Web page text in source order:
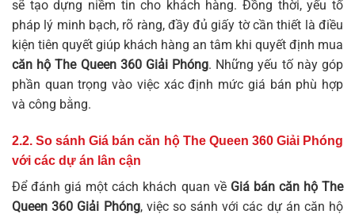
sẽ tạo dựng niềm tin cho khách hàng. Đồng thời, yếu tố
pháp lý minh bạch, rõ ràng, đầy đủ giấy tờ cần thiết là điều
kiện tiên quyết giúp khách hàng an tâm khi quyết định mua
căn hộ The Queen 360 Giải Phóng. Những yếu tố này góp
phần quan trọng vào việc xác định mức giá bán phù hợp
và công bằng.
2.2. So sánh Giá bán căn hộ The Queen 360 Giải Phóng
với các dự án lân cận
Để đánh giá một cách khách quan về Giá bán căn hộ The
Queen 360 Giải Phóng, việc so sánh với các dự án căn hộ